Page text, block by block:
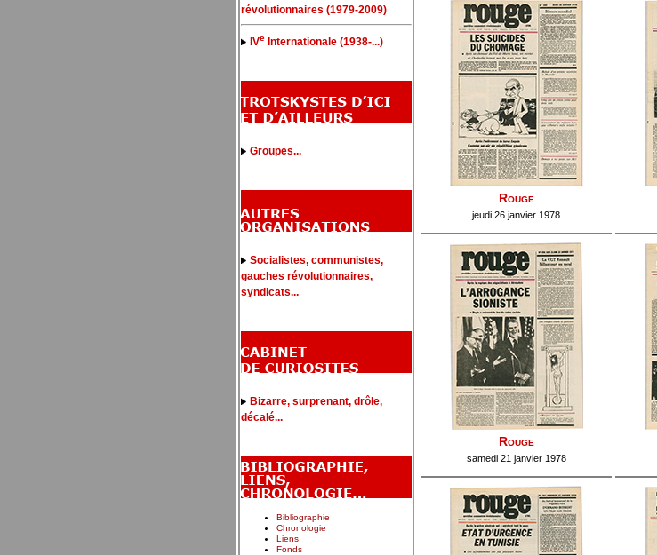
révolutionnaires (1979-2009)
IVeInternationale (1938-...)
Groupes...
Socialistes, communistes,
gauches révolutionnaires,
syndicats...
Bizarre, surprenant, drôle,
décalé...
Bibliographie
Chronologie
Liens
Fonds
Rouge
jeudi 26 janvier 1978
Rouge
samedi 21 janvier 1978